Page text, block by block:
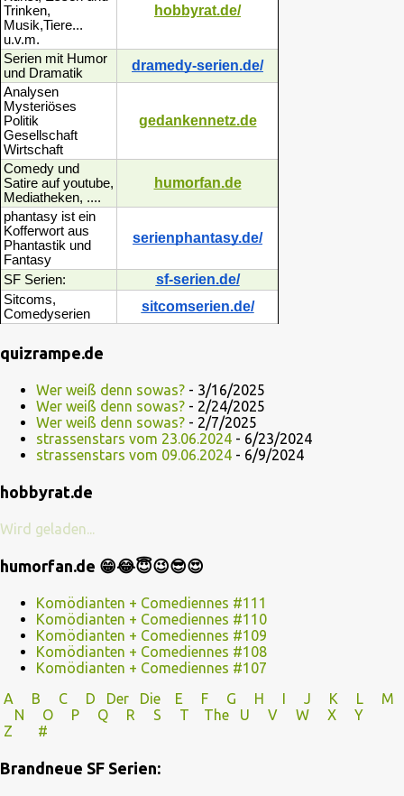
Trinken,
Musik,Tiere...
u.v.m.
hobbyrat.de/
Serien mit Humor
und Dramatik
dramedy-serien.de/
Analysen
Mysteriöses
Politik
Gesellschaft
Wirtschaft
gedankennetz.de
Comedy und
Satire auf youtube,
Mediatheken, ....
humorfan.de
phantasy ist ein
Kofferwort aus
Phantastik und
Fantasy
serienphantasy.de/
SF Serien: sf-serien.de/
Sitcoms,
Comedyserien
sitcomserien.de/
quizrampe.de
Wer weiß denn sowas? - 3/16/2025
Wer weiß denn sowas? - 2/24/2025
Wer weiß denn sowas? - 2/7/2025
strassenstars vom 23.06.2024 - 6/23/2024
strassenstars vom 09.06.2024 - 6/9/2024
hobbyrat.de
Wird geladen...
humorfan.de 😁😂😇😉😎😍
Komödianten + Comediennes #111
Komödianten + Comediennes #110
Komödianten + Comediennes #109
Komödianten + Comediennes #108
Komödianten + Comediennes #107
A
B C D Der Die E F G H I J K L
M
N
O P Q R S T The U V
W X Y
Z
#
Brandneue SF Serien: